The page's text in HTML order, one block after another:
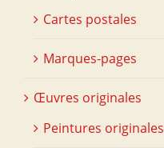
Cartes postales
Marques-pages
Œuvres originales
Peintures originales